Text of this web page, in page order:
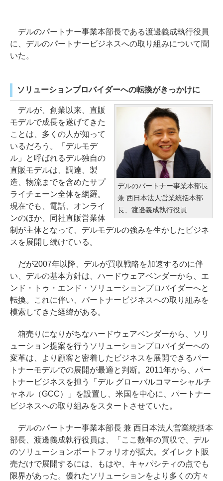
デルのパートナー事業本部長である渡邊義成執行役員
に、デルのパートナービジネスへの取り組みについて聞
いた。
ソリューションプロバイダーへの転換がきっかけに
デルのパートナー事業本部長
兼 西日本法人営業統括本部
長、渡邊義成執行役員
デルが、創業以来、直販
モデルで成長を遂げてきた
ことは、多くの人が知って
いるだろう。「デルモデ
ル」と呼ばれるデル独自の
直販モデルは、調達、製
造、物流までを含めたサプ
ライチェーン全体を網羅。
現在でも、電話、オンライ
ンのほか、同社直販営業体
制が主体となって、デルモデルの強みを生かしたビジネ
スを展開し続けている。
だが2007年以降、デルが買収戦略を加速するのに伴
い、デルの基本方針は、ハードウェアベンダーから、エ
ンド・トゥ・エンド・ソリューションプロバイダーへと
転換。これに伴い、パートナービジネスへの取り組みを
模索してきた経緯がある。
箱売りになりがちなハードウェアベンダーから、ソリ
ューション提案を行うソリューションプロバイダーへの
変革は、より顧客と密着したビジネスを展開できるパー
トナーモデルでの展開が最適と判断。2011年から、パー
トナービジネスを担う「デル グローバルコマーシャルチ
ャネル（GCC）」を設置し、米国を中心に、パートナー
ビジネスへの取り組みをスタートさせていた。
デルのパートナー事業本部長 兼 西日本法人営業統括本
部長、渡邊義成執行役員は、「ここ数年の買収で、デル
のソリューションポートフォリオが拡大。ダイレクト販
売だけで展開するには、もはや、キャパシティの点でも
限界があった。優れたソリューションをより多くの方々